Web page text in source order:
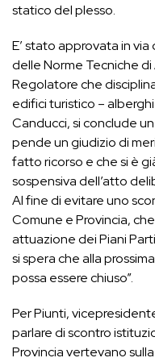
statico del plesso.
E’ stato approvata in
delle Norme Tecniche
Regolatore che
edifici turistico –
Canducci, si conclude
pende un giudizio di
fatto ricorso e che si è
sospensiva dell’atto
Al fine di evitare uno
Comune e Provincia,
attuazione dei Piani
si spera che alla
possa essere chiuso”.
Per Piunti,
parlare di scontro
Provincia vertevano